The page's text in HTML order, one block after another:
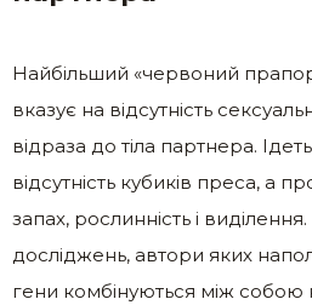
Найбільший «червоний
вказує на відсутність
відраза до тіла партнера.
відсутність кубиків преса, а
запах, рослинність і виділення.
досліджень, автори яких
гени комбінуються між